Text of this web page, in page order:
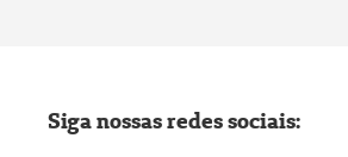
Siga nossas redes sociais: